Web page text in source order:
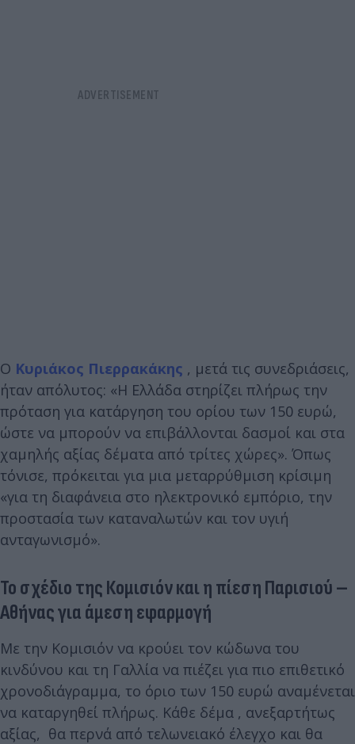
Ο Κυριάκος Πιερρακάκης , μετά τις συνεδριάσεις,
ήταν απόλυτος: «Η Ελλάδα στηρίζει πλήρως την
πρόταση για κατάργηση του ορίου των 150 ευρώ,
ώστε να μπορούν να επιβάλλονται δασμοί και στα
χαμηλής αξίας δέματα από τρίτες χώρες». Όπως
τόνισε, πρόκειται για μια μεταρρύθμιση κρίσιμη
«για τη διαφάνεια στο ηλεκτρονικό εμπόριο, την
προστασία των καταναλωτών και τον υγιή
ανταγωνισμό».
Το σχέδιο της Κομισιόν και η πίεση Παρισιού –
Αθήνας για άμεση εφαρμογή
Με την Κομισιόν να κρούει τον κώδωνα του
κινδύνου και τη Γαλλία να πιέζει για πιο επιθετικό
χρονοδιάγραμμα, το όριο των 150 ευρώ αναμένεται
να καταργηθεί πλήρως. Κάθε δέμα , ανεξαρτήτως
αξίας, θα περνά από τελωνειακό έλεγχο και θα